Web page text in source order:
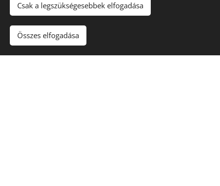
Csak a legszükségesebbek elfogadása
Összes elfogadása